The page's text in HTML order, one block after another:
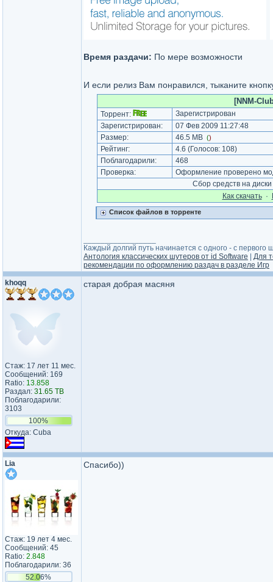
Время раздачи: По мере возможности
И если релиз Вам понравился, тыканите
[NNM-
Торрент:
Зарегистрирован
Зарегистрирован:
07 Фев 2009 11:27:48
Размер:
46.5 MB ()
Рейтинг: 4.6 (Голосов: 108)
Поблагодарили:
468
Проверка:
Оформление проверено
Сбор средств на
Как cкачать·
Список файлов в торренте
Каждый долгий путь начинается с одного - с первого
Антология классических шутеров от id Software
Для
рекомендации по оформлению раздач в разделе Игр
khoqq
Стаж: 17 лет 11 мес.
Сообщений: 169
Ratio: 13.858
Раздал: 31.65 TB
Поблагодарили:
3103
100%
Откуда: Cuba
старая добрая масяня
Lia
Стаж: 19 лет 4 мес.
Сообщений: 45
Ratio: 2.848
Поблагодарили: 36
52.06%
Спасибо))